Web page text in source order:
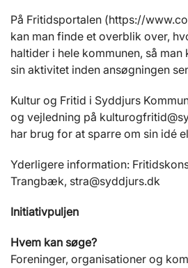
På Fritidsportalen (https://
kan man finde et overblik over,
haltider i hele kommunen, så
sin aktivitet inden ansøgningen
Kultur og Fritid i Syddjurs
og vejledning på
har brug for at sparre om sin idé
Yderligere information:
Trangbæk, stra@syddjurs.dk
Initiativpuljen
Hvem kan søge?
Foreninger, organisationer og